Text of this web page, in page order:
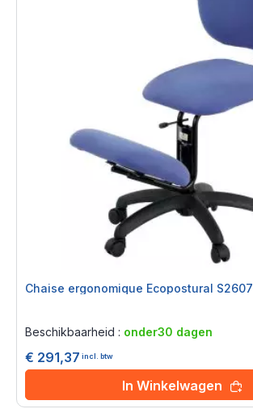
Chaise ergonomique Ecopostural S2607
Beschikbaarheid : onder30 dagen
€ 291,37 incl. btw
In Winkelwagen